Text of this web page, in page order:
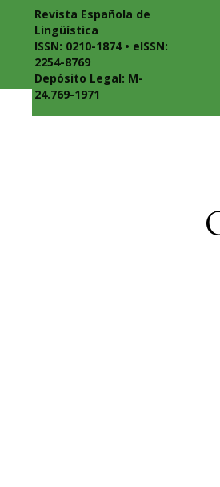
Revista Española de
Lingüística
ISSN: 0210-1874 • eISSN:
2254-8769
Depósito Legal: M-
24.769-1971